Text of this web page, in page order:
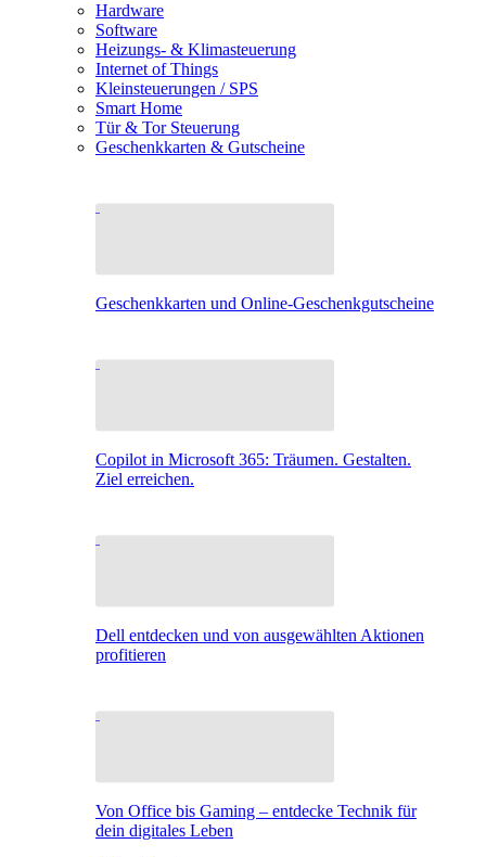
Hardware
Software
Heizungs- & Klimasteuerung
Internet of Things
Kleinsteuerungen / SPS
Smart Home
Tür & Tor Steuerung
Geschenkkarten & Gutscheine
Geschenkkarten und Online-Geschenkgutscheine
Copilot in Microsoft 365: Träumen. Gestalten.
Ziel erreichen.
Dell entdecken und von ausgewählten Aktionen
profitieren
Von Office bis Gaming – entdecke Technik für
dein digitales Leben